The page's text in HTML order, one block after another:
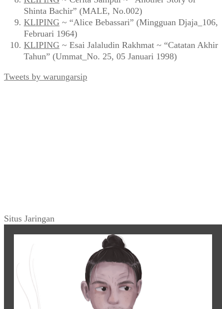
Shinta Bachir” (MALE, No.002)
KLIPING ~ “Alice Bebassari” (Mingguan Djaja_106,
Februari 1964)
KLIPING ~ Esai Jalaludin Rakhmat ~ “Catatan Akhir
Tahun” (Ummat_No. 25, 05 Januari 1998)
Tweets by warungarsip
Situs Jaringan